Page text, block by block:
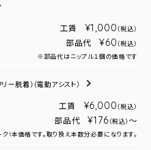
工賃 ¥1,000 （税込）
部品代 ¥60 （税込）
※部品代はニップル１個の価格です
ー脱着） （電動アシスト）
工賃 ¥6,000 （税込）
部品代 ¥176 （税込） ～
1本価格です。取り換え本数分必要になります。